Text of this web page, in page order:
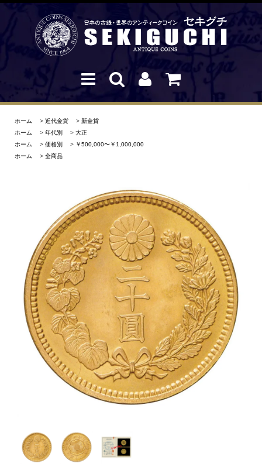
ホーム > 近代金貨 > 新金貨
ホーム
> 年代別 > 大正
ホーム
> 価格別 > ￥500,000〜￥1,000,000
ホーム
> 全商品